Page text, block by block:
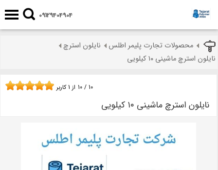
09129404904
محصولات تجارت پلیمر اطلس
نایلون استرچ
نایلون استرچ ماشینی ۱۰ کیلویی
نایلون استرچ ماشینی ۱۰ کیلویی
10 / 10 از 1کاربر